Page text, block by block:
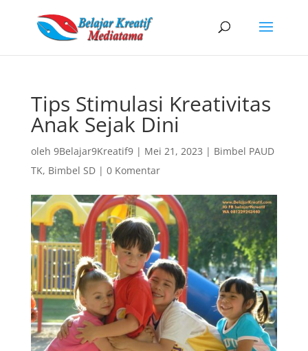
Tips Stimulasi Kreativitas
Anak Sejak Dini
oleh 9Belajar9Kreatif9| Mei 21, 2023 | Bimbel PAUD
TK, Bimbel SD| 0 Komentar